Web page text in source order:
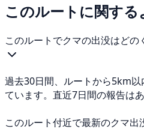
このルートに関す
このルートでクマの出没はどの
過去30日間、ルートから5km
ています。直近7日間の報告はあ
このルート付近で最新のクマ出